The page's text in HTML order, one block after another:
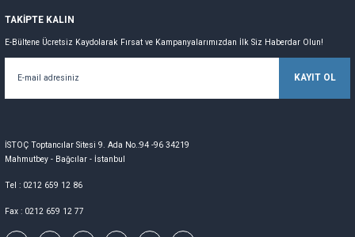
TAKİPTE KALIN
E-Bültene Ücretsiz Kaydolarak Fırsat ve Kampanyalarımızdan İlk Siz Haberdar Olun!
KAYIT OL
İSTOÇ Toptancılar Sitesi 9. Ada No.:94 -96 34219
Mahmutbey - Bağcılar - İstanbul
Tel : 0212 659 12 86
Fax : 0212 659 12 77